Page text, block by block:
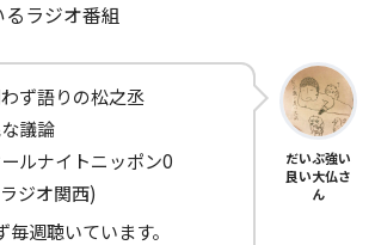
ラジオ番組
ず語りの松之丞
議論
ルナイトニッポン0
ジオ関西)
週聴いています。
だいぶ強い
良い大仏さ
ん